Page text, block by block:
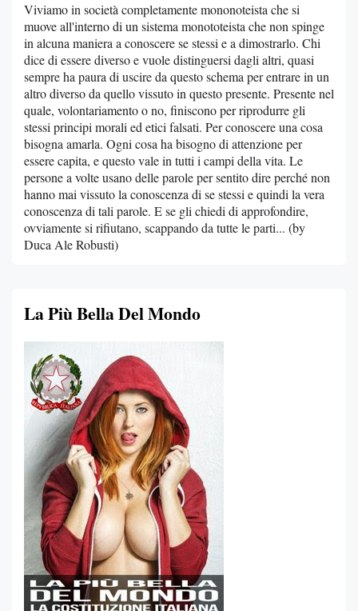
Viviamo in società completamente mononoteista che si
muove all'interno di un sistema monototeista che non spinge
in alcuna maniera a conoscere se stessi e a dimostrarlo. Chi
dice di essere diverso e vuole distinguersi dagli altri, quasi
sempre ha paura di uscire da questo schema per entrare in un
altro diverso da quello vissuto in questo presente. Presente nel
quale, volontariamento o no, finiscono per riprodurre gli
stessi principi morali ed etici falsati. Per conoscere una cosa
bisogna amarla. Ogni cosa ha bisogno di attenzione per
essere capita, e questo vale in tutti i campi della vita. Le
persone a volte usano delle parole per sentito dire perché non
hanno mai vissuto la conoscenza di se stessi e quindi la vera
conoscenza di tali parole. E se gli chiedi di approfondire,
ovviamente si rifiutano, scappando da tutte le parti... (by
Duca Ale Robusti)
La Più Bella Del Mondo